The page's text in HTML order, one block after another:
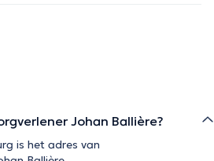
Johan Ballière?
is het adres van